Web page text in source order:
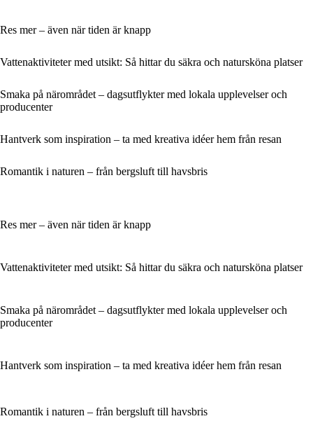
Res mer – även när tiden är knapp
Vattenaktiviteter med utsikt: Så hittar du säkra och natursköna platser
Smaka på närområdet – dagsutflykter med lokala upplevelser och
producenter
Hantverk som inspiration – ta med kreativa idéer hem från resan
Romantik i naturen – från bergsluft till havsbris
Res mer – även när tiden är knapp
Vattenaktiviteter med utsikt: Så hittar du säkra och natursköna platser
Smaka på närområdet – dagsutflykter med lokala upplevelser och
producenter
Hantverk som inspiration – ta med kreativa idéer hem från resan
Romantik i naturen – från bergsluft till havsbris